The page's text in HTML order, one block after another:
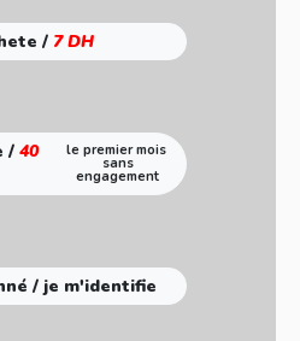
/ 7 DH
/40
le premier mois
sans
engagement
/ je m'identifie